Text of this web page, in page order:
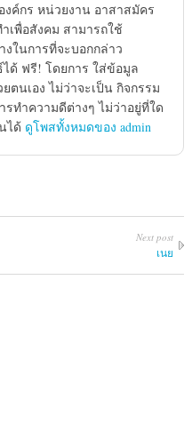
ค์กร หน่วยงาน อาสาสมัคร
เพื่อสังคม สามารถใช้
ในการที่จะบอกกล่าว
ด้ ฟรี! โดยการ ใส่ข้อมูล
ตนเอง ไม่ว่าจะเป็น กิจกรรม
ทำความดีต่างๆ ไม่ว่าอยู่ที่ใด
ได้ ดูโพสทั้งหมดของ admin
Next post
เนย